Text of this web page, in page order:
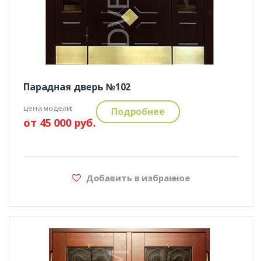
Парадная дверь №102
цена модели:
от 45 000 руб.
Подробнее
Добавить в избранное